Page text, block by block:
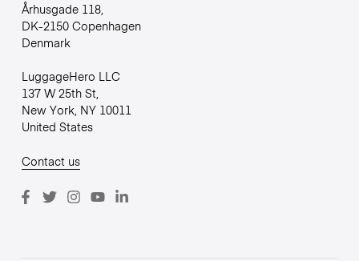
Århusgade 118,
DK-2150 Copenhagen
Denmark
LuggageHero LLC
137 W 25th St,
New York, NY 10011
United States
Contact us